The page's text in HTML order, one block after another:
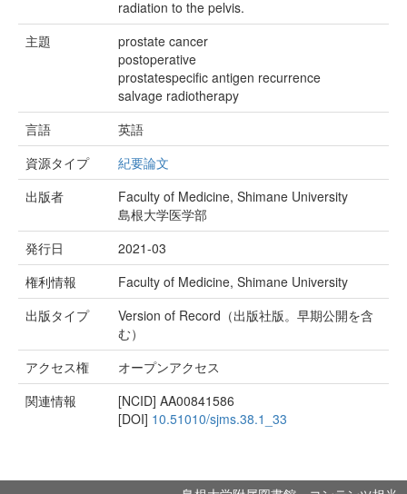
radiation to the pelvis.
主題
prostate cancer
postoperative
prostatespecific antigen recurrence
salvage radiotherapy
言語
英語
資源タイプ
紀要論文
出版者
Faculty of Medicine, Shimane University
島根大学医学部
発行日
2021-03
権利情報
Faculty of Medicine, Shimane University
出版タイプ
Version of Record（出版社版。早期公開を含
む）
アクセス権
オープンアクセス
関連情報
[NCID] AA00841586
[DOI] 10.51010/sjms.38.1_33